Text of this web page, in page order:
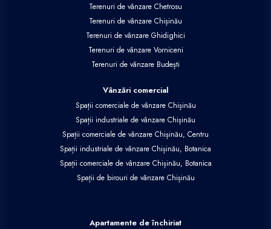
Terenuri de vânzare Chetrosu
Terenuri de vânzare Chișinău
Terenuri de vânzare Ghidighici
Terenuri de vânzare Vorniceni
Terenuri de vânzare Budești
Vânzări comercial
Spații comerciale de vânzare Chișinău
Spații industriale de vânzare Chișinău
Spații comerciale de vânzare Chișinău, Centru
Spații industriale de vânzare Chișinău, Botanica
Spații comerciale de vânzare Chișinău, Botanica
Spații de birouri de vânzare Chișinău
Apartamente de închiriat